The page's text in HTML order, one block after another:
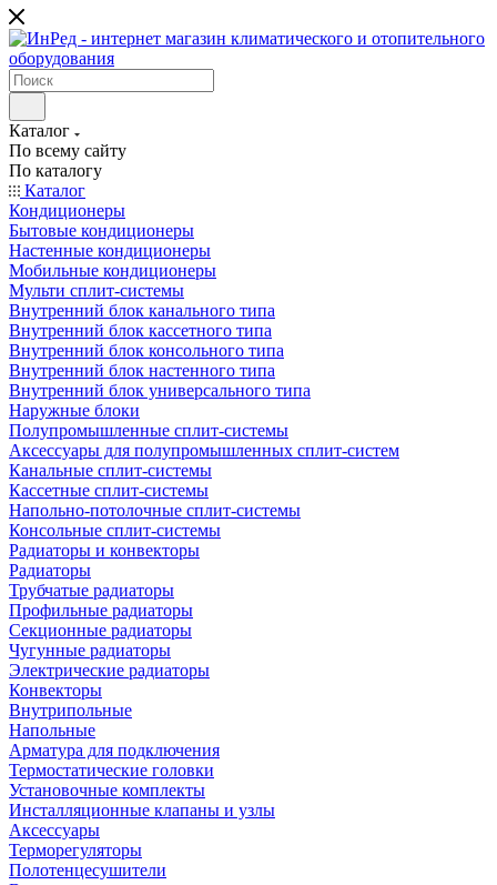
Каталог
По всему сайту
По каталогу
Каталог
Кондиционеры
Бытовые кондиционеры
Настенные кондиционеры
Мобильные кондиционеры
Мульти сплит-системы
Внутренний блок канального типа
Внутренний блок кассетного типа
Внутренний блок консольного типа
Внутренний блок настенного типа
Внутренний блок универсального типа
Наружные блоки
Полупромышленные сплит-системы
Аксессуары для полупромышленных сплит-систем
Канальные сплит-системы
Кассетные сплит-системы
Напольно-потолочные сплит-системы
Консольные сплит-системы
Радиаторы и конвекторы
Радиаторы
Трубчатые радиаторы
Профильные радиаторы
Секционные радиаторы
Чугунные радиаторы
Электрические радиаторы
Конвекторы
Внутрипольные
Напольные
Арматура для подключения
Термостатические головки
Установочные комплекты
Инсталляционные клапаны и узлы
Аксессуары
Терморегуляторы
Полотенцесушители